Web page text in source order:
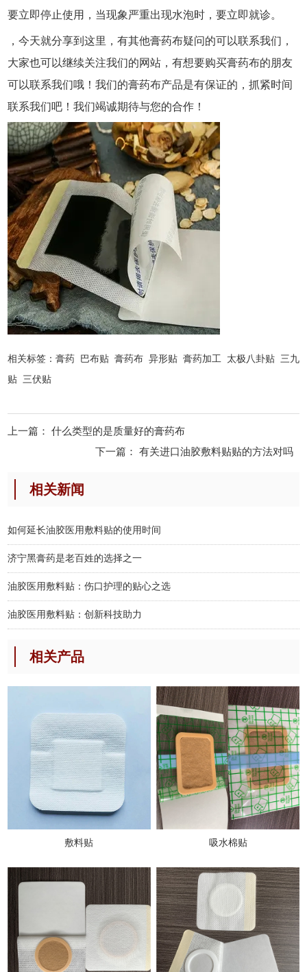
要立即停止使用，当现象严重出现水泡时，要立即就诊。
，今天就分享到这里，有其他膏药布疑问的可以联系我们，
大家也可以继续关注我们的网站，有想要购买膏药布的朋友
可以联系我们哦！我们的膏药布产品是有保证的，抓紧时间
联系我们吧！我们竭诚期待与您的合作！
相关标签： 膏药 巴布贴 膏药布 异形贴 膏药加工 太极八卦贴 三九
贴 三伏贴
上一篇： 什么类型的是质量好的膏药布
下一篇：有关进口油胶敷料贴贴的方法对吗
相关新闻
如何延长油胶医用敷料贴的使用时间
济宁黑膏药是老百姓的选择之一
油胶医用敷料贴：伤口护理的贴心之选
油胶医用敷料贴：创新科技助力
相关产品
敷料贴 吸水棉贴